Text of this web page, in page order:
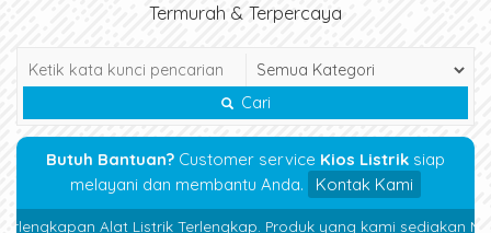
Termurah & Terpercaya
Cari
Butuh Bantuan? Customer service Kios Listrik siap
melayani dan membantu Anda.
Kontak Kami
Alat Listrik Terlengkap. Produk yang kami sediakan